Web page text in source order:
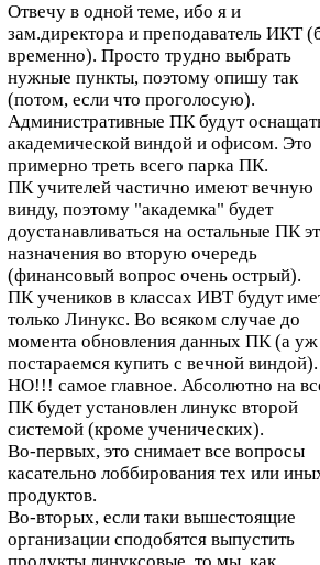
Отвечу в одной теме, ибо я и
зам.директора и преподаватель ИКТ
временно). Просто трудно выбрать
нужные пункты, поэтому опишу так
(потом, если что проголосую).
Административные ПК будут
академической виндой и офисом. Это
примерно треть всего парка ПК.
ПК учителей частично имеют вечную
винду, поэтому "академка" будет
доустанавливаться на остальные ПК
назначения во вторую очередь
(финансовый вопрос очень острый).
ПК учеников в классах ИВТ будут
только Линукс. Во всяком случае до
момента обновления данных ПК (а
постараемся купить с вечной виндой).
НО!!! самое главное. Абсолютно на
ПК будет установлен линукс второй
системой (кроме ученических).
Во-первых, это снимает все вопросы
касательно лоббирования тех или
продуктов.
Во-вторых, если таки вышестоящие
организации сподобятся выпустить